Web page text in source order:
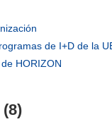
abrirá
de I+D de la
HORIZON